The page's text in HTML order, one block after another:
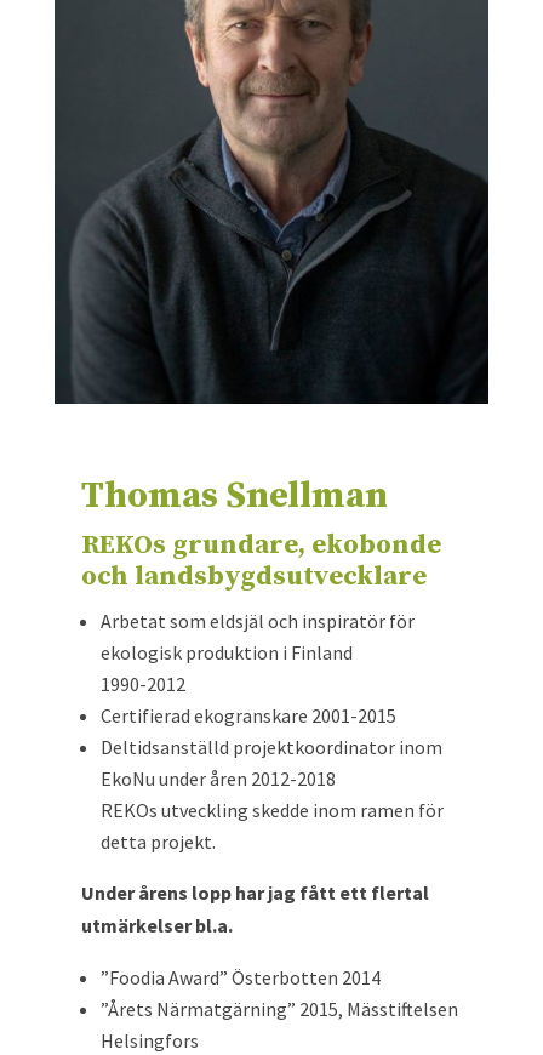
Thomas Snellman
REKOs grundare, ekobonde
och landsbygdsutvecklare
Arbetat som eldsjäl och inspiratör för
ekologisk produktion i Finland
1990-2012
Certifierad ekogranskare 2001-2015
Deltidsanställd projektkoordinator inom
EkoNu under åren 2012-2018
REKOs utveckling skedde inom ramen för
detta projekt.
Under årens lopp har jag fått ett flertal
utmärkelser bl.a.
”Foodia Award” Österbotten 2014
”Årets Närmatgärning” 2015, Mässtiftelsen
Helsingfors